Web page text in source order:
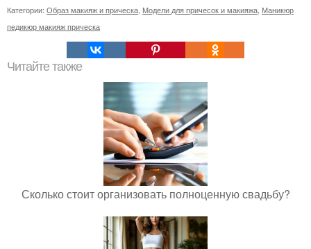
Категории: Образ макияж и прическа Модели для причесок и макияжа Маникюр
педикюр макияж прическа
Читайте также
Сколько стоит организовать полноценную свадьбу?